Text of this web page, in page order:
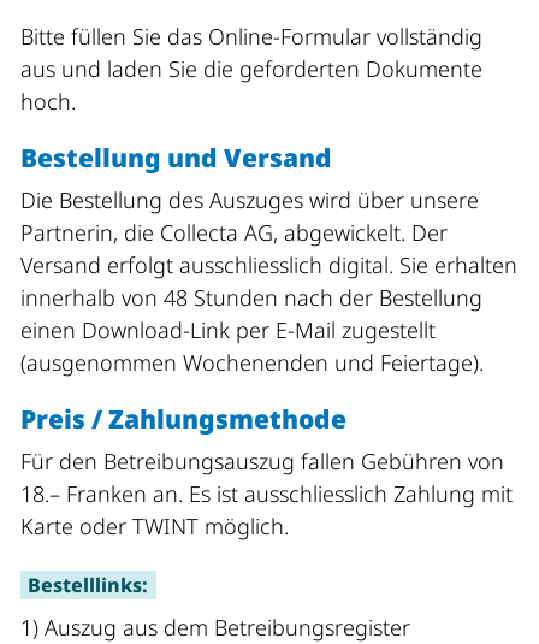
Bitte füllen Sie das Online-Formular vollständig
aus und laden Sie die geforderten Dokumente
hoch.
Bestellung und Versand
Die Bestellung des Auszuges wird über unsere
Partnerin, die Collecta AG, abgewickelt. Der
Versand erfolgt ausschliesslich digital. Sie erhalten
innerhalb von 48 Stunden nach der Bestellung
einen Download-Link per E-Mail zugestellt
(ausgenommen Wochenenden und Feiertage).
Preis / Zahlungsmethode
Für den Betreibungsauszug fallen Gebühren von
18.– Franken an. Es ist ausschliesslich Zahlung mit
Karte oder TWINT möglich.
Bestelllinks:
1) Auszug aus dem Betreibungsregister